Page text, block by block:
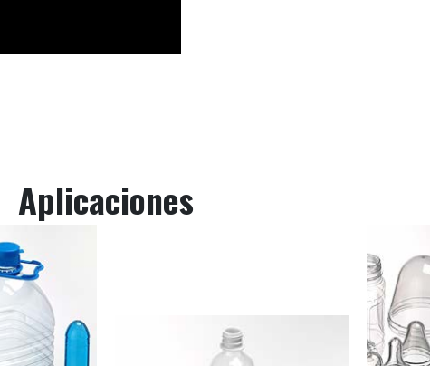
Aplicaciones